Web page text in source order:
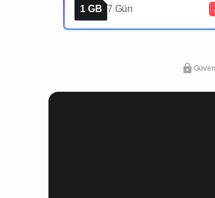
1 GB 7 Gün